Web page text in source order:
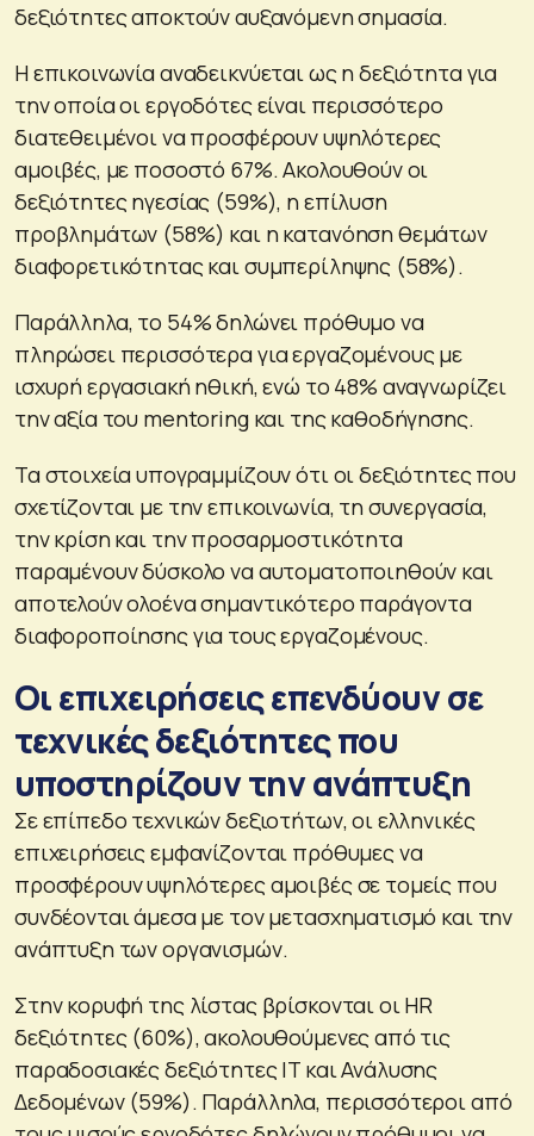
δεξιότητες αποκτούν αυξανόμενη σημασία.
Η επικοινωνία αναδεικνύεται ως η δεξιότητα για
την οποία οι εργοδότες είναι περισσότερο
διατεθειμένοι να προσφέρουν υψηλότερες
αμοιβές, με ποσοστό 67%. Ακολουθούν οι
δεξιότητες ηγεσίας (59%), η επίλυση
προβλημάτων (58%) και η κατανόηση θεμάτων
διαφορετικότητας και συμπερίληψης (58%).
Παράλληλα, το 54% δηλώνει πρόθυμο να
πληρώσει περισσότερα για εργαζομένους με
ισχυρή εργασιακή ηθική, ενώ το 48% αναγνωρίζει
την αξία του mentoring και της καθοδήγησης.
Τα στοιχεία υπογραμμίζουν ότι οι δεξιότητες που
σχετίζονται με την επικοινωνία, τη συνεργασία,
την κρίση και την προσαρμοστικότητα
παραμένουν δύσκολο να αυτοματοποιηθούν και
αποτελούν ολοένα σημαντικότερο παράγοντα
διαφοροποίησης για τους εργαζομένους.
Οι επιχειρήσεις επενδύουν σε
τεχνικές δεξιότητες που
υποστηρίζουν την ανάπτυξη
Σε επίπεδο τεχνικών δεξιοτήτων, οι ελληνικές
επιχειρήσεις εμφανίζονται πρόθυμες να
προσφέρουν υψηλότερες αμοιβές σε τομείς που
συνδέονται άμεσα με τον μετασχηματισμό και την
ανάπτυξη των οργανισμών.
Στην κορυφή της λίστας βρίσκονται οι HR
δεξιότητες (60%), ακολουθούμενες από τις
παραδοσιακές δεξιότητες IT και Ανάλυσης
Δεδομένων (59%). Παράλληλα, περισσότεροι από